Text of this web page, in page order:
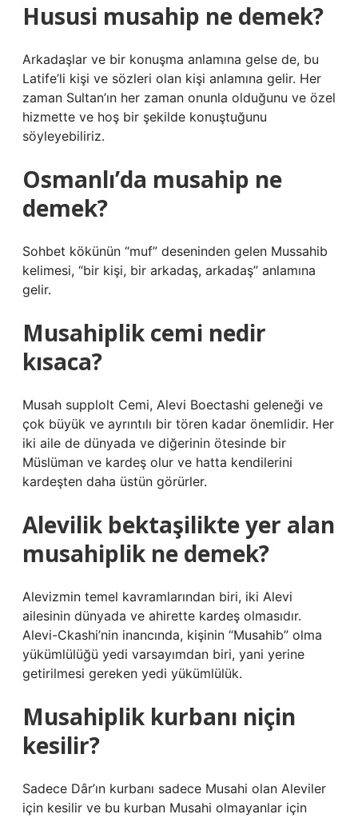
Hususi musahip ne demek?
Arkadaşlar ve bir konuşma anlamına gelse de, bu
Latife’li kişi ve sözleri olan kişi anlamına gelir. Her
zaman Sultan’ın her zaman onunla olduğunu ve özel
hizmette ve hoş bir şekilde konuştuğunu
söyleyebiliriz.
Osmanlı’da musahip ne
demek?
Sohbet kökünün “muf” deseninden gelen Mussahib
kelimesi, “bir kişi, bir arkadaş, arkadaş” anlamına
gelir.
Musahiplik cemi nedir
kısaca?
Musah supplolt Cemi, Alevi Boectashi geleneği ve
çok büyük ve ayrıntılı bir tören kadar önemlidir. Her
iki aile de dünyada ve diğerinin ötesinde bir
Müslüman ve kardeş olur ve hatta kendilerini
kardeşten daha üstün görürler.
Alevilik bektaşilikte yer alan
musahiplik ne demek?
Alevizmin temel kavramlarından biri, iki Alevi
ailesinin dünyada ve ahirette kardeş olmasıdır.
Alevi-Ckashi’nin inancında, kişinin “Musahib” olma
yükümlülüğü yedi varsayımdan biri, yani yerine
getirilmesi gereken yedi yükümlülük.
Musahiplik kurbanı niçin
kesilir?
Sadece Dâr’ın kurbanı sadece Musahi olan Aleviler
için kesilir ve bu kurban Musahi olmayanlar için